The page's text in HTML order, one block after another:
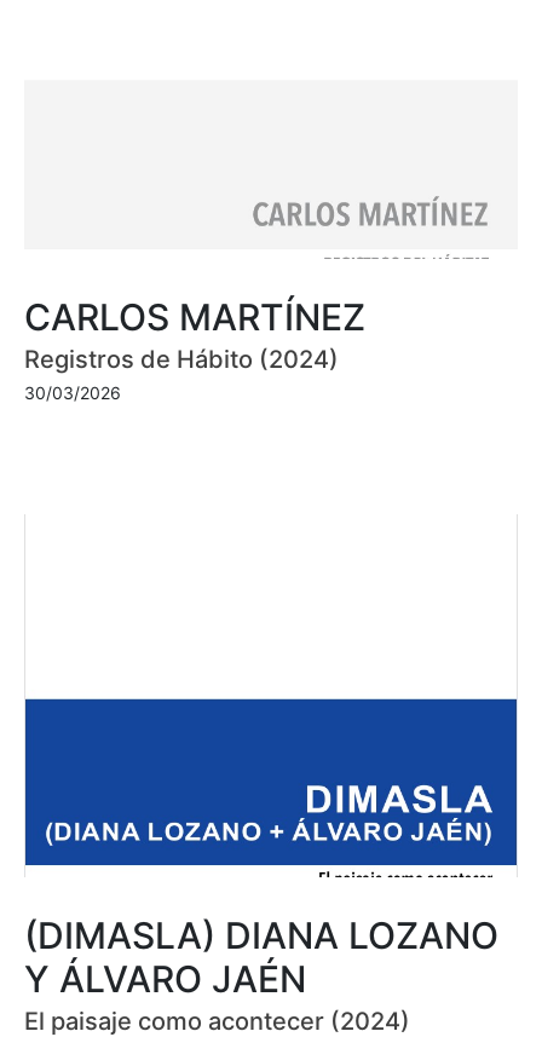
CARLOS MARTÍNEZ
Registros de Hábito (2024)
30/03/2026
(DIMASLA) DIANA LOZANO
Y ÁLVARO JAÉN
El paisaje como acontecer (2024)